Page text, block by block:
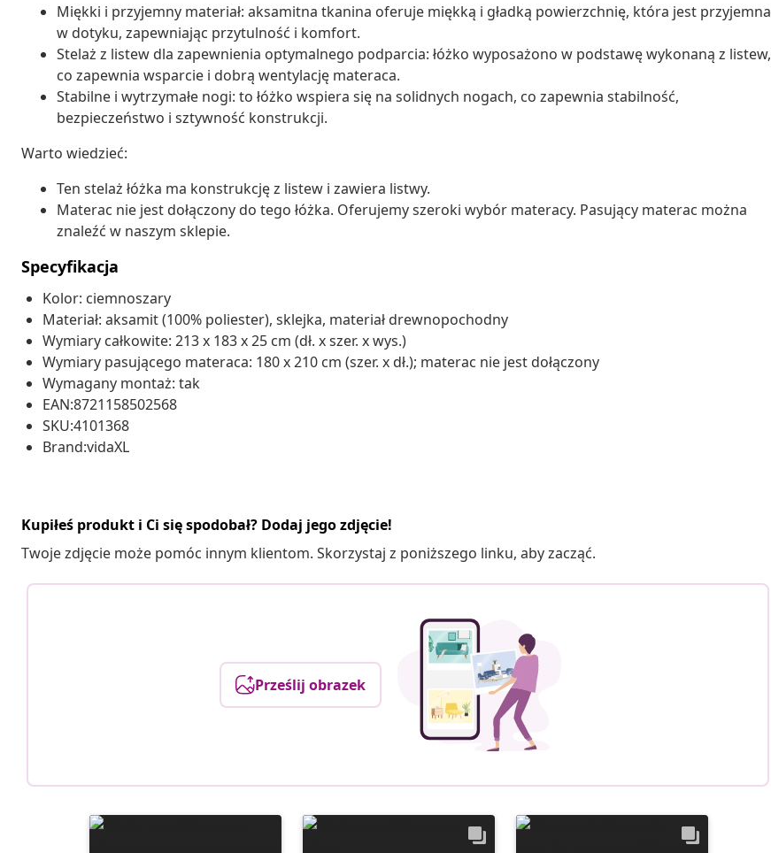
Miękki i przyjemny materiał: aksamitna tkanina oferuje miękką i gładką powierzchnię, która jest przyjemna
w dotyku, zapewniając przytulność i komfort.
Stelaż z listew dla zapewnienia optymalnego podparcia: łóżko wyposażono w podstawę wykonaną z listew,
co zapewnia wsparcie i dobrą wentylację materaca.
Stabilne i wytrzymałe nogi: to łóżko wspiera się na solidnych nogach, co zapewnia stabilność,
bezpieczeństwo i sztywność konstrukcji.
Warto wiedzieć:
Ten stelaż łóżka ma konstrukcję z listew i zawiera listwy.
Materac nie jest dołączony do tego łóżka. Oferujemy szeroki wybór materacy. Pasujący materac można
znaleźć w naszym sklepie.
Specyfikacja
Kolor: ciemnoszary
Materiał: aksamit (100% poliester), sklejka, materiał drewnopochodny
Wymiary całkowite: 213 x 183 x 25 cm (dł. x szer. x wys.)
Wymiary pasującego materaca: 180 x 210 cm (szer. x dł.); materac nie jest dołączony
Wymagany montaż: tak
EAN:8721158502568
SKU:4101368
Brand:vidaXL
Kupiłeś produkt i Ci się spodobał? Dodaj jego zdjęcie!
Twoje zdjęcie może pomóc innym klientom. Skorzystaj z poniższego linku, aby zacząć.
Prześlij obrazek